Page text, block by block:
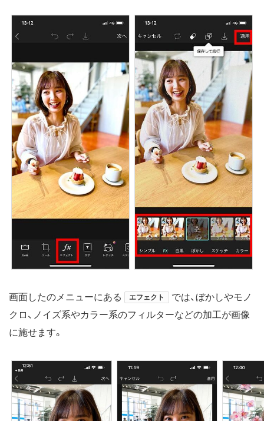
画面したのメニューにある エフェクト
では、ぼかしやモノ
クロ、ノイズ系やカラー系のフィルターなどの加工が画像
に施せます。